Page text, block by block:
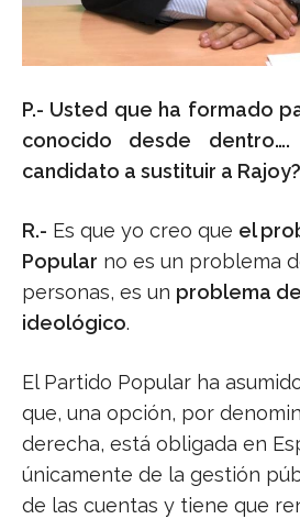
P.- Usted que ha formado
conocido desde
candidato a sustituir a Rajoy?
R.- Es que yo creo que el
Popular no es un problema
personas, es un problema
ideológico.
El Partido Popular ha
que, una opción, por
derecha, está obligada en
únicamente de la gestión
de las cuentas y tiene que